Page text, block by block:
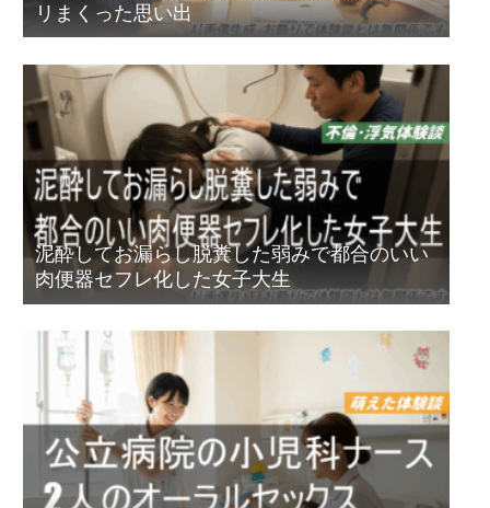
リまくった思い出
泥酔してお漏らし脱糞した弱みで都合のいい
肉便器セフレ化した女子大生